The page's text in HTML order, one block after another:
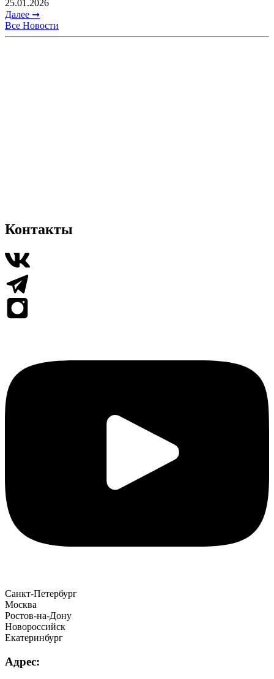
25.01.2026
Далее ➞
Все Новости
Контакты
Санкт-Петербург
Москва
Ростов-на-Дону
Новороссийск
Екатеринбург
Адрес: